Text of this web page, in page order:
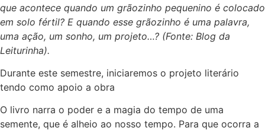
que acontece quando um grãozinho pequenino é colocado
em solo fértil? E quando esse grãozinho é uma palavra,
uma ação, um sonho, um projeto…? (Fonte: Blog da
Leiturinha).
Durante este semestre, iniciaremos o projeto literário
tendo como apoio a obra
O livro narra o poder e a magia do tempo de uma
semente, que é alheio ao nosso tempo. Para que ocorra a